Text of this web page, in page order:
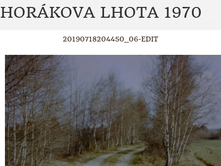
HORÁKOVA LHOTA 1970
20190718204450_06-EDIT